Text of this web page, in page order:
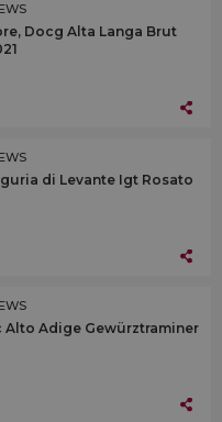
Docg Alta Langa Brut
di Levante Igt Rosato
Alto Adige Gewürztraminer